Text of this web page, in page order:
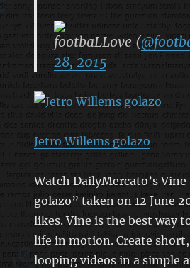
footbaLLove (
28, 2015
Jetro Willems golazo
Watch DailyMercato’s
golazo” taken on 12 June
likes. Vine is the best way
life in motion. Create
looping videos in a simple